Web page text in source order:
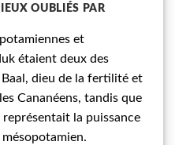
OUBLIÉS PAR
et
étaient deux des
dieu de la fertilité et
Cananéens, tandis que
la puissance